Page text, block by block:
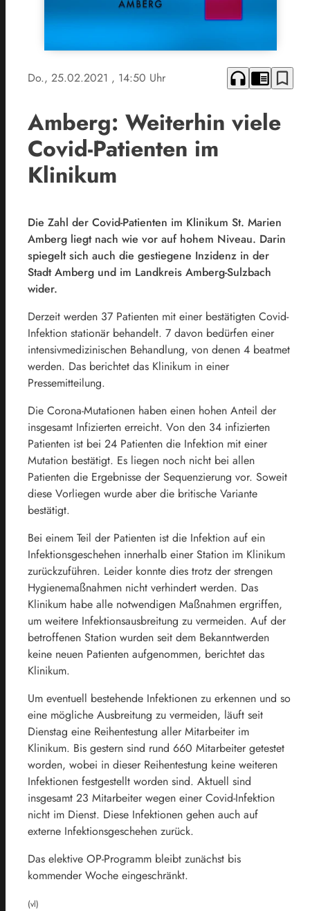
Do., 25.02.2021 , 14:50 Uhr headphones chrome_reader_mode bookmark_border
Amberg: Weiterhin viele
Covid-Patienten im
Klinikum
Die Zahl der Covid-Patienten im Klinikum St. Marien
Amberg liegt nach wie vor auf hohem Niveau. Darin
spiegelt sich auch die gestiegene Inzidenz in der
Stadt Amberg und im Landkreis Amberg-Sulzbach
wider.
Derzeit werden 37 Patienten mit einer bestätigten Covid-
Infektion stationär behandelt. 7 davon bedürfen einer
intensivmedizinischen Behandlung, von denen 4 beatmet
werden. Das berichtet das Klinikum in einer
Pressemitteilung.
Die Corona-Mutationen haben einen hohen Anteil der
insgesamt Infizierten erreicht. Von den 34 infizierten
Patienten ist bei 24 Patienten die Infektion mit einer
Mutation bestätigt. Es liegen noch nicht bei allen
Patienten die Ergebnisse der Sequenzierung vor. Soweit
diese Vorliegen wurde aber die britische Variante
bestätigt.
Bei einem Teil der Patienten ist die Infektion auf ein
Infektionsgeschehen innerhalb einer Station im Klinikum
zurückzuführen. Leider konnte dies trotz der strengen
Hygienemaßnahmen nicht verhindert werden. Das
Klinikum habe alle notwendigen Maßnahmen ergriffen,
um weitere Infektionsausbreitung zu vermeiden. Auf der
betroffenen Station wurden seit dem Bekanntwerden
keine neuen Patienten aufgenommen, berichtet das
Klinikum.
Um eventuell bestehende Infektionen zu erkennen und so
eine mögliche Ausbreitung zu vermeiden, läuft seit
Dienstag eine Reihentestung aller Mitarbeiter im
Klinikum. Bis gestern sind rund 660 Mitarbeiter getestet
worden, wobei in dieser Reihentestung keine weiteren
Infektionen festgestellt worden sind. Aktuell sind
insgesamt 23 Mitarbeiter wegen einer Covid-Infektion
nicht im Dienst. Diese Infektionen gehen auch auf
externe Infektionsgeschehen zurück.
Das elektive OP-Programm bleibt zunächst bis
kommender Woche eingeschränkt.
(vl)